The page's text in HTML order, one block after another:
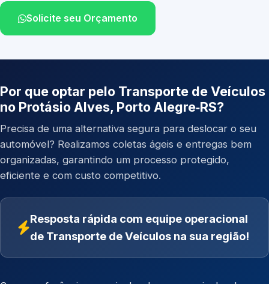
Solicite seu Orçamento
Por que optar pelo Transporte de Veículos
no Protásio Alves, Porto Alegre‑RS?
Precisa de uma alternativa segura para deslocar o seu
automóvel? Realizamos coletas ágeis e entregas bem
organizadas, garantindo um processo protegido,
eficiente e com custo competitivo.
Resposta rápida com equipe operacional
de Transporte de Veículos na sua região!